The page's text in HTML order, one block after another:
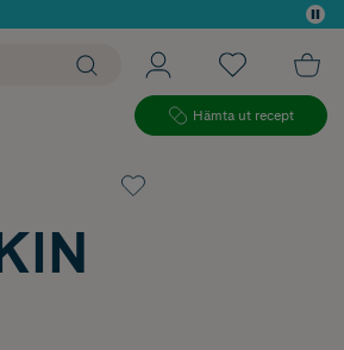
Hämta ut recept